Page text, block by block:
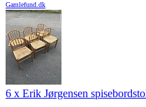
Gamlefund.dk
6 x Erik Jørgensen